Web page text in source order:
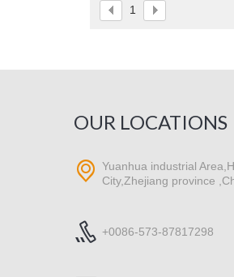
1
OUR LOCATIONS
Yuanhua industrial
City,Zhejiang province
+0086-573-87817298